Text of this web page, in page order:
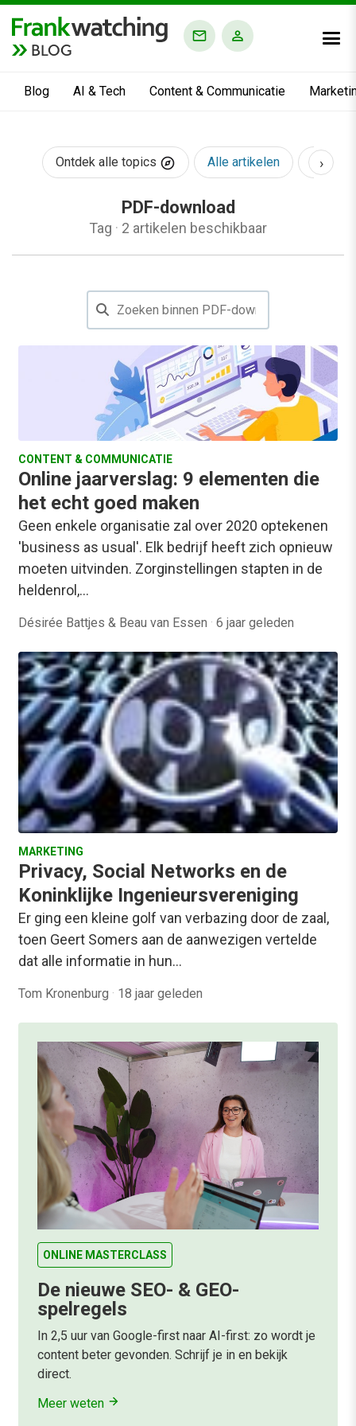
BLOG
Blog AI & Tech Content & Communicatie
Ontdek alle topics Alle artikelen AI &
›
PDF-download
Tag · 2 artikelen beschikbaar
CONTENT & COMMUNICATIE
Online jaarverslag: 9 elementen die
het echt goed maken
Geen enkele organisatie zal over 2020 optekenen
'business as usual'. Elk bedrijf heeft zich opnieuw
moeten uitvinden. Zorginstellingen stapten in de
heldenrol,…
Désirée Battjes & Beau van Essen · 6 jaar geleden
MARKETING
Privacy, Social Networks en de
Koninklijke Ingenieursvereniging
Er ging een kleine golf van verbazing door de zaal,
toen Geert Somers aan de aanwezigen vertelde
dat alle informatie in hun…
Tom Kronenburg · 18 jaar geleden
ONLINE MASTERCLASS
De nieuwe SEO- & GEO-
spelregels
In 2,5 uur van Google-first naar AI-first: zo wordt je
content beter gevonden. Schrijf je in en bekijk
direct.
Meer weten